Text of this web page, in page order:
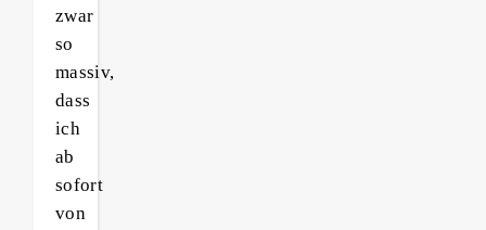
zwar
so
massiv,
dass
ich
ab
sofort
von